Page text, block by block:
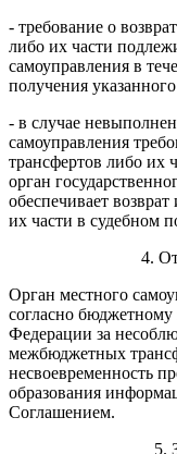
- требование о
либо их части
самоуправления в
получения
- в случае
самоуправления
трансфертов либо их
орган
обеспечивает
их части в судебном
4.
Орган местного
согласно бюджетному
Федерации за
межбюджетных
несвоевременность
образования
Соглашением.
5.